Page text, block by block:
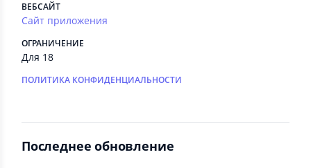
ВЕБСАЙТ
Сайт приложения
ОГРАНИЧЕНИЕ
Для 18
ПОЛИТИКА КОНФИДЕНЦИАЛЬНОСТИ
Последнее обновление